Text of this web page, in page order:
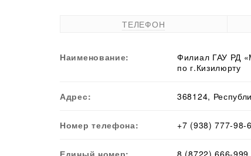
ТЕЛЕФОН
Наименование:
Филиал ГАУ РД
по г.Кизилюрту
Адрес: 368124,
Номер телефона: +7 (938) 777-98-